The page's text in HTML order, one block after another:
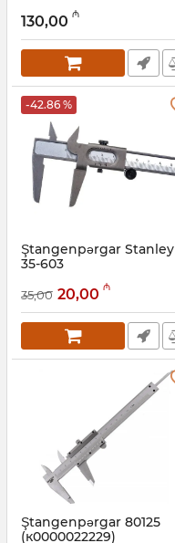
027001115
130,00 ₼
-42.86 %
Ştangenpərgar Stanley
35-603
35,00 20,00 ₼
Ştangenpərgar 80125
(к0000022229)